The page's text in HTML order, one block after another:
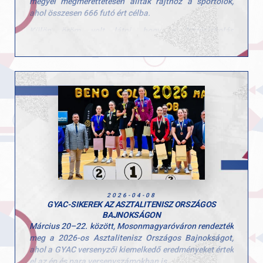
ahol összesen 666 futó ért célba.
Külön öröm volt látni, hogy a középiskolás
korosztályok (V–VI. kcs) is nagy számban
képviseltették magukat, az elmúlt évekhez képest
Az I–IV. korcsoportban már csak a továbbjutók
versenyezhettek, így minden futamban komoly, 50–60
fős mezőny küzdött az országos döntőbe jutásért.
A legjobbak számára a következő állomás az Országos
Döntő, amely Gödöllőn kerül megrendezésre április 15-
ülön büszkék vagyunk azokra a GYAC-os sportolókra,
akik kiváló teljesítményükkel kvalifikálták magukat az
2026-04-08
GYAC-SIKEREK AZ ASZTALITENISZ ORSZÁGOS
BAJNOKSÁGON
Március 20–22. között, Mosonmagyaróváron rendezték
meg a 2026-os Asztalitenisz Országos Bajnokságot,
ahol a GYAC versenyzői kiemelkedő eredményeket értek